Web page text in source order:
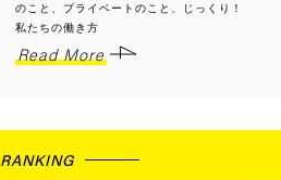
のこと、プライベートのこと、じっくり！
私たちの働き方
Read More
RANKING